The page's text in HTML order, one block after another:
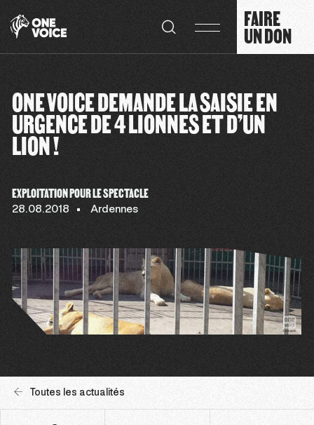
FAIRE
UN DON
ONE VOICE DEMANDE LA SAISIE EN
URGENCE DE 4 LIONNES ET D’UN
LION !
EXPLOITATION POUR LE SPECTACLE
28.08.2018 Ardennes
Toutes les actualités